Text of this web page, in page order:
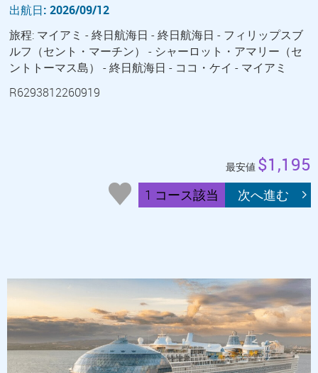
出航日: 2026/09/12
旅程: マイアミ - 終日航海日 - 終日航海日 - フィリップスブ
ルフ（セント・マーチン） - シャーロット・アマリー（セ
ントトーマス島） - 終日航海日 - ココ・ケイ - マイアミ
R6293812260919
最安値 $1,195
1 コース該当 次へ進む